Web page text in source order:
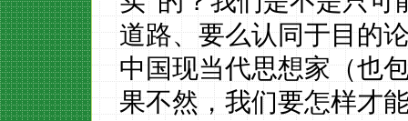
道路、要么认同于目的
中国现当代思想家（也
果不然，我们要怎样才